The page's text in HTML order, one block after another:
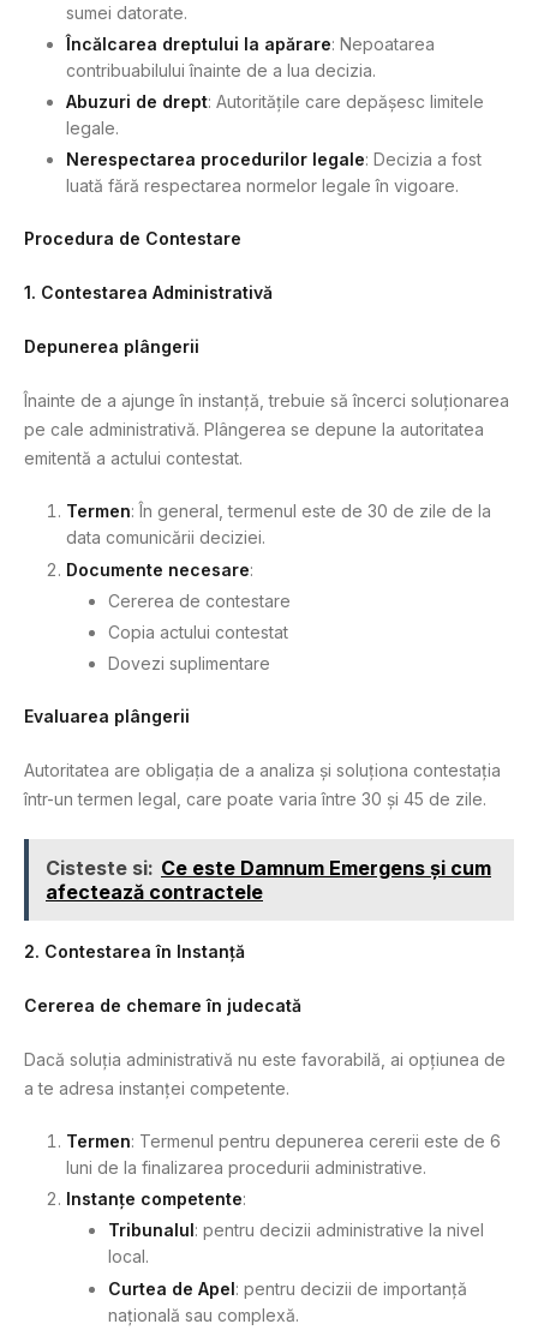
sumei datorate.
Încălcarea dreptului la apărare: Nepoatarea
contribuabilului înainte de a lua decizia.
Abuzuri de drept: Autoritățile care depășesc limitele
legale.
Nerespectarea procedurilor legale: Decizia a fost
luată fără respectarea normelor legale în vigoare.
Procedura de Contestare
1. Contestarea Administrativă
Depunerea plângerii
Înainte de a ajunge în instanță, trebuie să încerci soluționarea
pe cale administrativă. Plângerea se depune la autoritatea
emitentă a actului contestat.
Termen: În general, termenul este de 30 de zile de la
data comunicării deciziei.
Documente necesare:
Cererea de contestare
Copia actului contestat
Dovezi suplimentare
Evaluarea plângerii
Autoritatea are obligația de a analiza și soluționa contestația
într-un termen legal, care poate varia între 30 și 45 de zile.
Cisteste si: Ce este Damnum Emergens și cum
afectează contractele
2. Contestarea în Instanță
Cererea de chemare în judecată
Dacă soluția administrativă nu este favorabilă, ai opțiunea de
a te adresa instanței competente.
Termen: Termenul pentru depunerea cererii este de 6
luni de la finalizarea procedurii administrative.
Instanțe competente:
Tribunalul: pentru decizii administrative la nivel
local.
Curtea de Apel: pentru decizii de importanță
națională sau complexă.